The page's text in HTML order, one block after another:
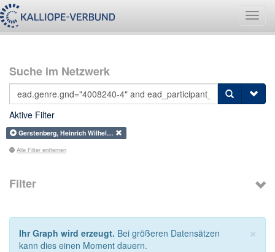
Suche im Netzwerk
Aktive Filter
Gerstenberg, Heinrich Wilhel…
Alle Filter entfernen
Filter
×
Ihr Graph wird erzeugt. Bei größeren Datensätzen
kann dies einen Moment dauern.